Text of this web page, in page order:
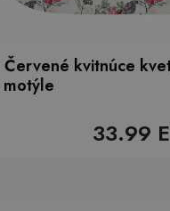
Červené kvitnúce
33.99